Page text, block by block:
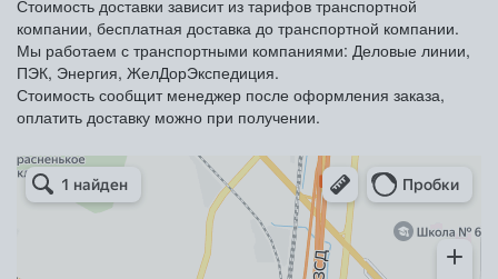
Стоимость доставки зависит из тарифов транспортной
компании, бесплатная доставка до транспортной компании.
Мы работаем с транспортными компаниями: Деловые линии,
ПЭК, Энергия, ЖелДорЭкспедиция.
Стоимость сообщит менеджер после оформления заказа,
оплатить доставку можно при получении.
Арметкон
Металлическая мебель в Санкт‑Петербурге
Торговое оборудование в Санкт‑Петербурге